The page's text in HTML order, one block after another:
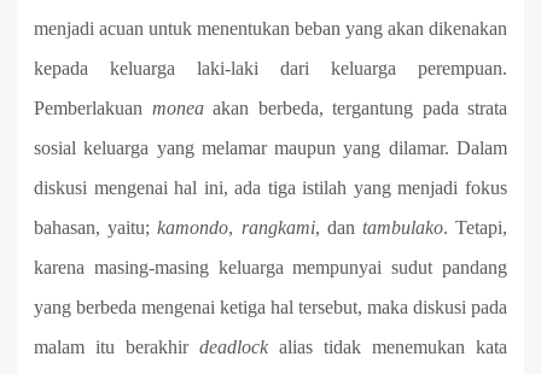
menjadi acuan untuk menentukan beban yang akan dikenakan
kepada keluarga laki-laki dari keluarga perempuan.
Pemberlakuan moneaakan berbeda, tergantung pada strata
sosial keluarga yang melamar maupun yang dilamar. Dalam
diskusi mengenai hal ini, ada tiga istilah yang menjadi fokus
bahasan, yaitu;kamondo, rangkami, dan tambulako. Tetapi,
karena masing-masing keluarga mempunyai sudut pandang
yang berbeda mengenai ketiga hal tersebut, maka diskusi pada
malam itu berakhir deadlock alias tidak menemukan kata